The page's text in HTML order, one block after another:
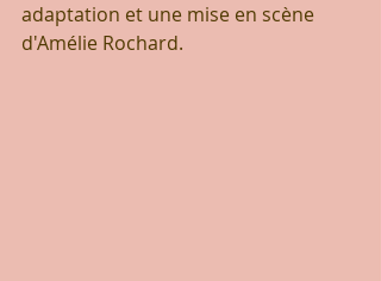
adaptation et une mise en scène
d'Amélie Rochard.